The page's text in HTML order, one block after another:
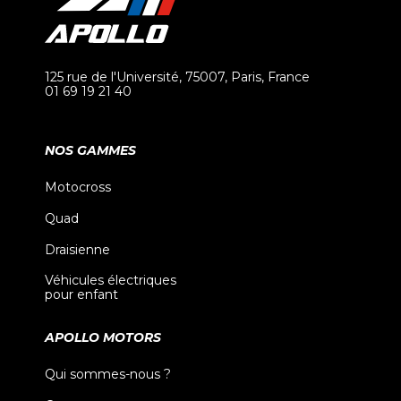
125 rue de l'Université, 75007, Paris, France
01 69 19 21 40
NOS GAMMES
Motocross
Quad
Draisienne
Véhicules électriques
pour enfant
APOLLO MOTORS
Qui sommes-nous ?